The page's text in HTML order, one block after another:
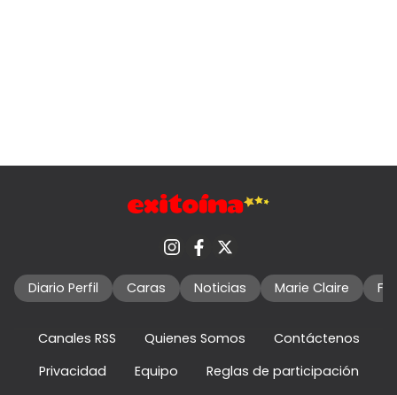
Diario Perfil Caras Noticias Marie Claire
Canales RSS Quienes Somos
Contáctenos
Privacidad
Equipo Reglas de participación